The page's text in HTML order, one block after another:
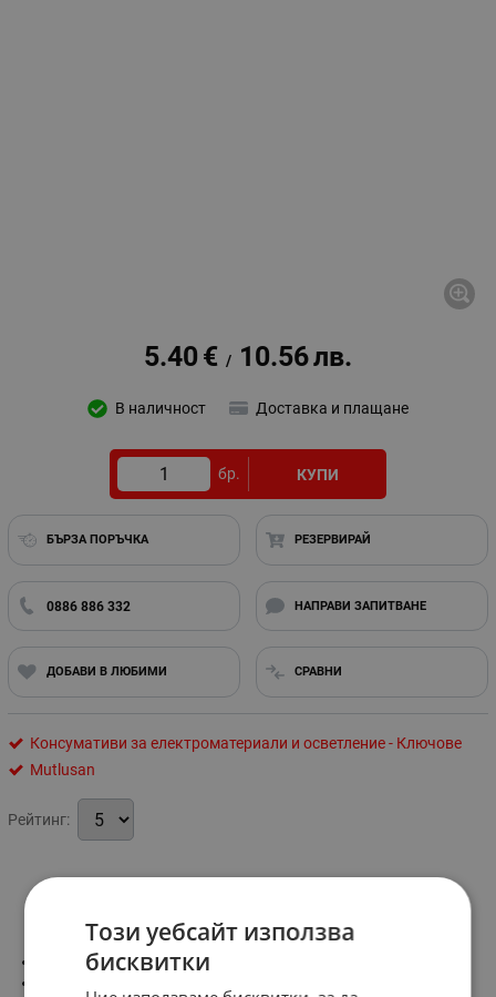
5.40 € / 10.56лв.
В наличност Доставка и плащане
бр. КУПИ
БЪРЗА ПОРЪЧКА РЕЗЕРВИРАЙ
0886 886 332 НАПРАВИ ЗАПИТВАНЕ
ДОБАВИ В ЛЮБИМИ СРАВНИ
Консумативи за електроматериали и осветление - Ключове
Mutlusan
Рейтинг:
Максимално натоварване: 10А
Този уебсайт използва
бисквитки